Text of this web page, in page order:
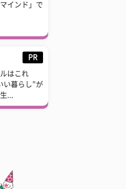
インド」で
PR
はこれ
暮らし”が
...